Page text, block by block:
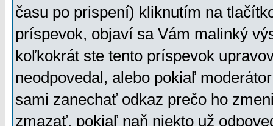
času po prispení) kliknutím na
príspevok, objaví sa Vám malinký
koľkokrát ste tento príspevok
neodpovedal, alebo pokiaľ
sami zanechať odkaz prečo ho
zmazať, pokiaľ naň niekto už